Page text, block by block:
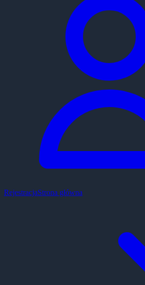
RejestracjaStrona główna